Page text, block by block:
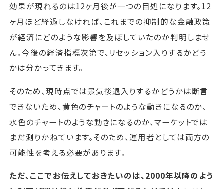
効果が現れるのは12ヶ月後が一つの目処になります。12
ヶ月ほど経過しなければ、これまでの抑制的な金融政策
が経済にどのような影響を及ぼしていたのか判明しませ
ん。今後の経済指標次第で、リセッション入りするかどう
かは分かってきます。
そのため、現時点では景気後退入りするかどうかは断言
できないため、黄色のチャートのような動きになるのか、
水色のチャートのような動きになるのか、マーケットでは
まだ測りかねています。そのため、運用者としては両方の
可能性を考える必要があります。
ただ、ここでお伝えしておきたいのは、2000年以降のよう